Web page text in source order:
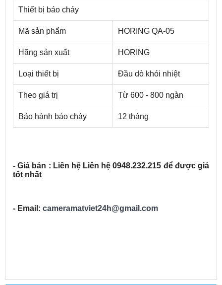
Thiết bị báo cháy
Mã sản phẩm HORING QA-05
Hãng sản xuất HORING
Loại thiết bị Đầu dò khói nhiệt
Theo giá trị Từ 600 - 800 ngàn
Bảo hành báo cháy 12 tháng
- Giá bán : Liên hệ Liên hệ 0948.232.215 để được giá
tốt nhất
- Email: cameramatviet24h@gmail.com